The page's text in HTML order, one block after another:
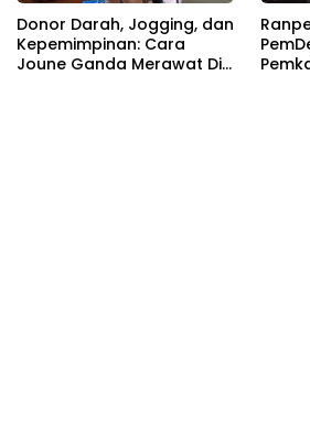
Donor Darah, Jogging, dan
Kepemimpinan: Cara
Joune Ganda Merawat Diri